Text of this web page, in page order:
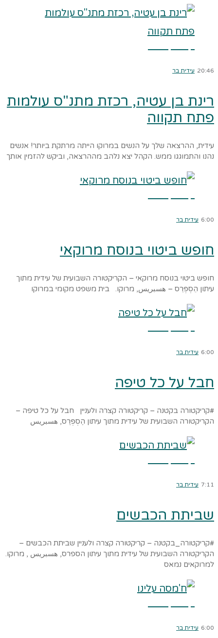
20:46 עידית בר
רינת בן עטיה, רכזת מתנ"ס עולמות
פתח תקווה
עידית, ההרצאה שלך על הנשים במרוקו הייתה מרתקת ביותר! אנשים
נהנו והתמוגגו ממש. הקהל יצא נלהב מההרצאה, וביקש להזמין אותך
6:00 עידית בר
חופש ביטוי בנוסח מרוקאי
חופש ביטוי בנוסח מרוקאי – הקריקטורה השבועית של עידית מתוך
עיתון הֵסְפְּרֵס – هسبريس, מרוקו. בית משפט מקומי במרוקו
6:00 עידית בר
חבל על כל טיפה
#קריקטורה בקטנה – קריקטורה קצרה ולעניין חבל על כל טיפה –
הקריקטורה השבועית של עידית מתוך עיתון הֶסְפְּרֶס, هسبريس
7:11 עידית בר
שביתת הכבשים
#קריקטורה_בקטנה – קריקטורה קצרה ולעניין שביתת הכבשים –
הקריקטורה השבועית של עידית מתוך עיתון הספרס, هسبريس , מרוקו.
למרוקאים נמאס
6:00 עידית בר